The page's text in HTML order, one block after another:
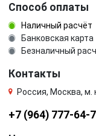
Способ оплаты
Наличный расчёт
Банковская карта
Безналичный
Контакты
Россия, Москва, м.
+7 (964) 777-64-